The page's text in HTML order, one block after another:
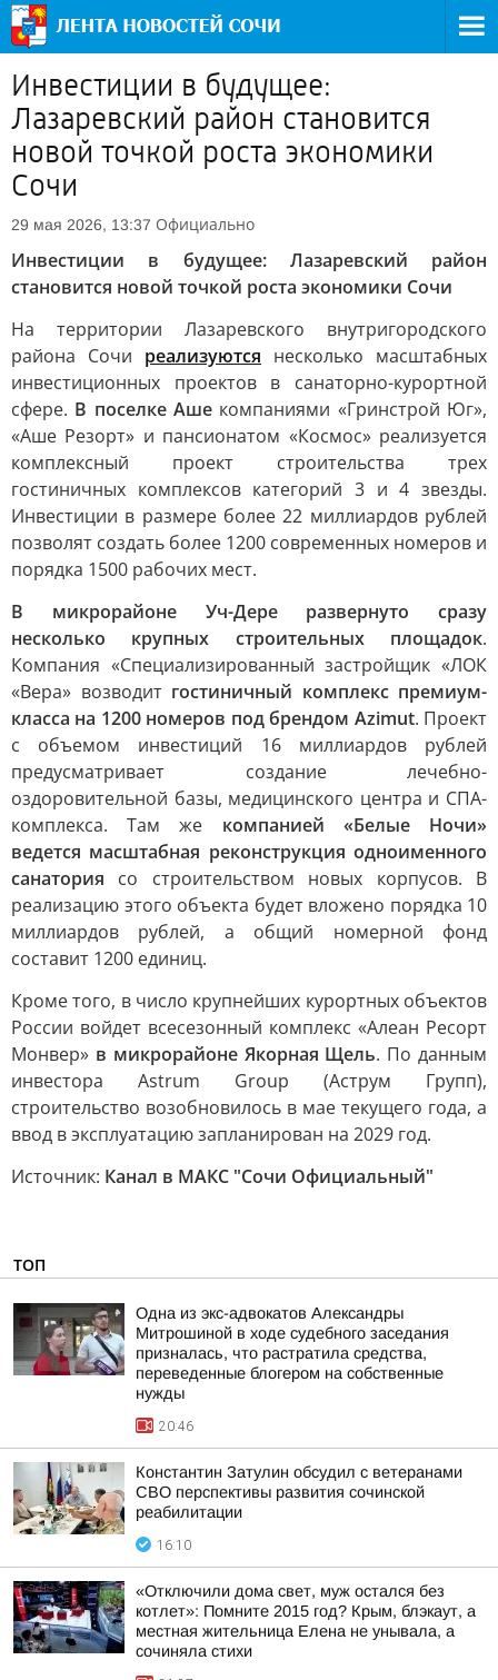
Инвестиции в будущее:
Лазаревский район становится
новой точкой роста экономики
Сочи
29 мая 2026, 13:37 Официально
Инвестиции в будущее: Лазаревский район
становится новой точкой роста экономики Сочи
На территории Лазаревского внутригородского
района Сочи реализуются несколько масштабных
инвестиционных проектов в санаторно-курортной
сфере. В поселке Аше компаниями «Гринстрой Юг»,
«Аше Резорт» и пансионатом «Космос» реализуется
комплексный проект строительства трех
гостиничных комплексов категорий 3 и 4 звезды.
Инвестиции в размере более 22 миллиардов рублей
позволят создать более 1200 современных номеров и
порядка 1500 рабочих мест.
В микрорайоне Уч-Дере развернуто сразу
несколько крупных строительных площадок.
Компания «Специализированный застройщик «ЛОК
«Вера» возводит гостиничный комплекс премиум-
класса на 1200 номеров под брендом Azimut. Проект
с объемом инвестиций 16 миллиардов рублей
предусматривает создание лечебно-
оздоровительной базы, медицинского центра и СПА-
комплекса. Там же компанией «Белые Ночи»
ведется масштабная реконструкция одноименного
санатория со строительством новых корпусов. В
реализацию этого объекта будет вложено порядка 10
миллиардов рублей, а общий номерной фонд
составит 1200 единиц.
Кроме того, в число крупнейших курортных объектов
России войдет всесезонный комплекс «Алеан Ресорт
Монвер» в микрорайоне Якорная Щель. По данным
инвестора Astrum Group (Аструм Групп),
строительство возобновилось в мае текущего года, а
ввод в эксплуатацию запланирован на 2029 год.
Источник: Канал в МАКС "Сочи Официальный"
ТОП
Одна из экс-адвокатов Александры
Митрошиной в ходе судебного заседания
призналась, что растратила средства,
переведенные блогером на собственные
нужды
20:46
Константин Затулин обсудил с ветеранами
СВО перспективы развития сочинской
реабилитации
16:10
«Отключили дома свет, муж остался без
котлет»: Помните 2015 год? Крым, блэкаут, а
местная жительница Елена не унывала, а
сочиняла стихи